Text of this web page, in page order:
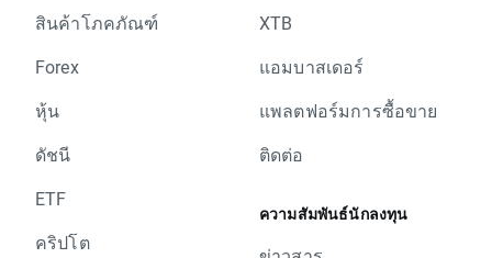
สินค้าโภคภัณฑ์
Forex
หุ้น
ดัชนี
ETF
คริปโต
XTB
แอมบาสเดอร์
แพลตฟอร์มการซื้อขาย
ติดต่อ
ความสัมพันธ์นักลงทุน